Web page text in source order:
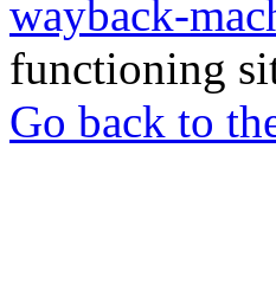
wayback-
functioning
Go back to